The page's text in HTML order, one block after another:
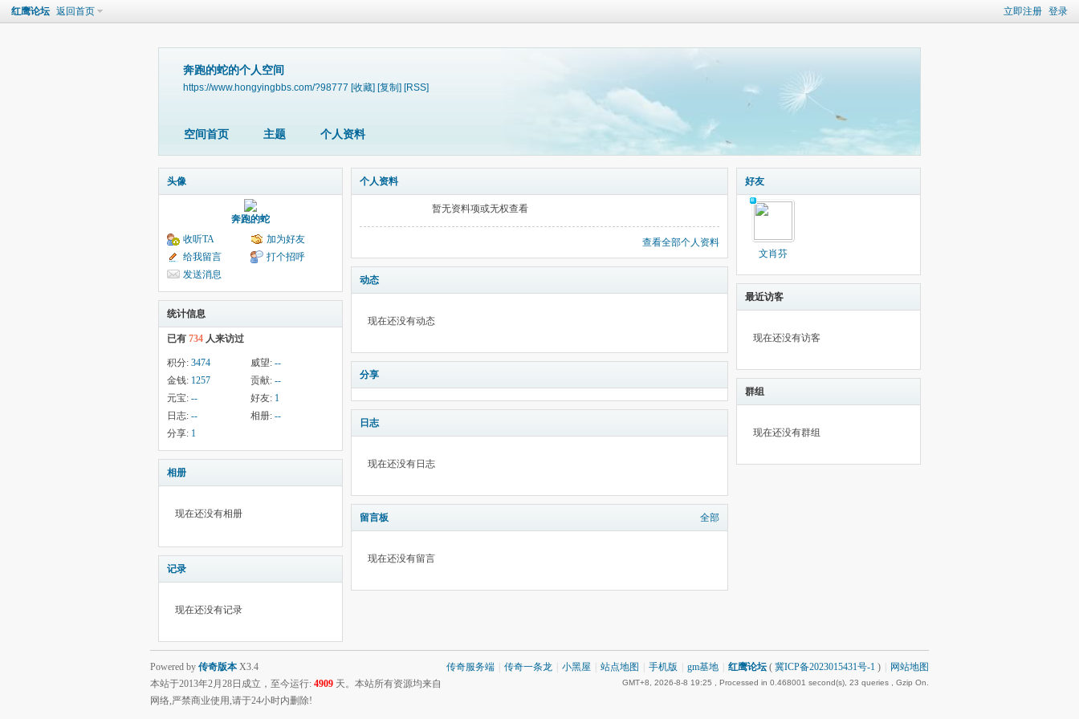
立即注册 登录
红鹰论坛 返回首页
奔跑的蛇的个人空间
https://www.hongyingbbs.com/?98777 [收藏] [复制] [RSS]
空间首页 主题 个人资料
头像
奔跑的蛇
收听TA
加为好友
给我留言
打个招呼
发送消息
统计信息
已有 734 人来访过
积分: 3474 威望: --
金钱: 1257 贡献: --
元宝: -- 好友: 1
日志: -- 相册: --
分享: 1
相册
现在还没有相册
记录
现在还没有记录
个人资料
暂无资料项或无权查看
查看全部个人资料
动态
现在还没有动态
分享
日志
现在还没有日志
留言板 全部
现在还没有留言
好友
文肖芬
最近访客
现在还没有访客
群组
现在还没有群组
传奇服务端 传奇一条龙 小黑屋 站点地图 手机版 gm基地 红鹰论坛 ( 冀ICP备2023015431号-1 ) 网站地图
GMT+8, 2026-8-8 19:25 , Processed in 0.468001 second(s), 23 queries , Gzip On.
Powered by 传奇版本 X3.4
本站于2013年2月28日成立，至今运行: 4909 天。本站所有资源均来自
网络,严禁商业使用,请于24小时内删除!